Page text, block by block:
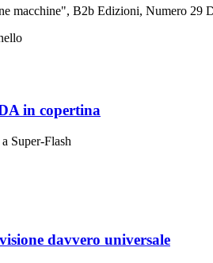
macchine", B2b Edizioni, Numero 29
in copertina
Super-Flash
davvero universale